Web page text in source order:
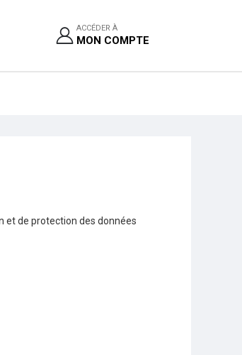
ACCÉDER À
MON COMPTE
et de protection des données